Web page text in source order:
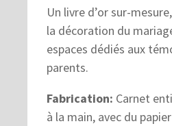
Un livre d’or sur-
la décoration du
espaces dédiés aux
parents.
Fabrication: Carnet
à la main, avec du